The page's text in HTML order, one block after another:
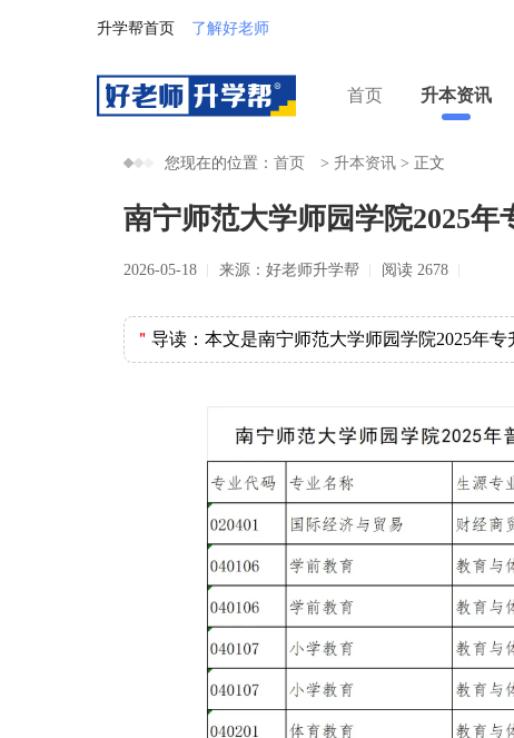
升学帮首页 了解好老师
首页 升本资讯
您现在的位置： 首页 > 升本资讯 > 正文
南宁师范大学师园学院2025年
2026-05-18 来源：好老师升学帮 阅读 2678
＂ 导读： 本文是南宁师范大学师园学院2025年